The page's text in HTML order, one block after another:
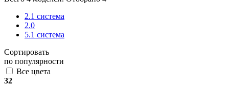
2.1 система
2.0
5.1 система
Сортировать
по популярности
Все цвета
32